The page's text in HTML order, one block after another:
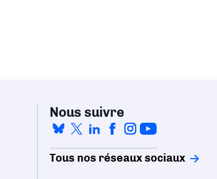
Nous suivre
Tous nos réseaux sociaux